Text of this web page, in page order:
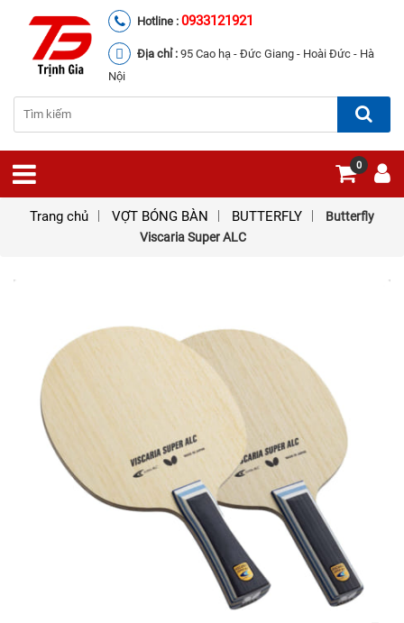
Hotline : 0933121921
Địa chỉ : 95 Cao hạ - Đức Giang - Hoài Đức - Hà
Nội
0
Trang chủ VỢT BÓNG BÀN BUTTERFLY
Butterfly
Viscaria Super ALC